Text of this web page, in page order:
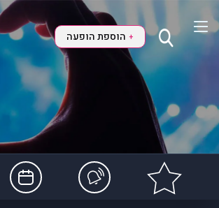
+ הוספת הופעה